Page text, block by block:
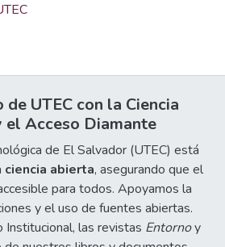
de UTEC con la Ciencia
Acceso Diamante
de El Salvador (UTEC) está
ciencia abierta, asegurando que el
para todos. Apoyamos la
y el uso de fuentes abiertas.
las revistas Entornoy